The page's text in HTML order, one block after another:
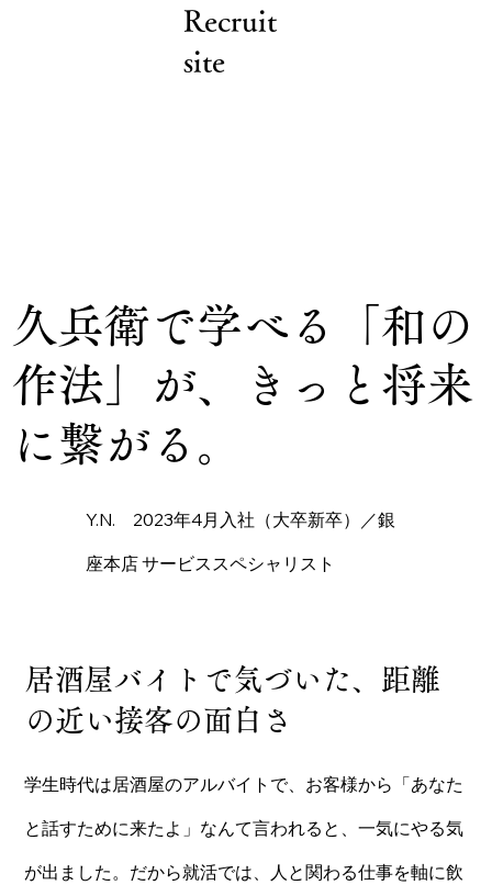
Recruit
site
久兵衛で学べる「和の
作法」が、きっと将来
に繋がる。
Y.N. 2023年4月入社（大卒新卒）／銀
座本店 サービススペシャリスト
居酒屋バイトで気づいた、距離
の近い接客の面白さ
学生時代は居酒屋のアルバイトで、お客様から「あなた
と話すために来たよ」なんて言われると、一気にやる気
が出ました。だから就活では、人と関わる仕事を軸に飲